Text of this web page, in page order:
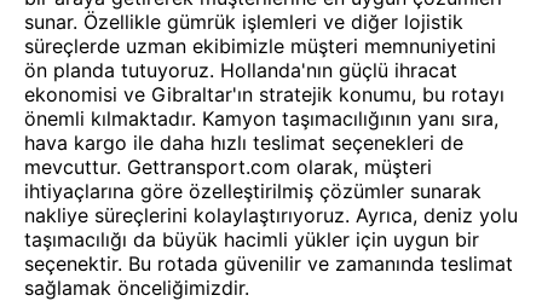
sunar. Özellikle gümrük işlemleri ve diğer lojistik
süreçlerde uzman ekibimizle müşteri memnuniyetini
ön planda tutuyoruz. Hollanda'nın güçlü ihracat
ekonomisi ve Gibraltar'ın stratejik konumu, bu rotayı
önemli kılmaktadır. Kamyon taşımacılığının yanı sıra,
hava kargo ile daha hızlı teslimat seçenekleri de
mevcuttur. Gettransport.com olarak, müşteri
ihtiyaçlarına göre özelleştirilmiş çözümler sunarak
nakliye süreçlerini kolaylaştırıyoruz. Ayrıca, deniz yolu
taşımacılığı da büyük hacimli yükler için uygun bir
seçenektir. Bu rotada güvenilir ve zamanında teslimat
sağlamak önceliğimizdir.